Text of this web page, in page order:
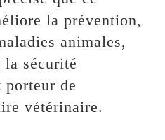
la prévention,
animales,
sécurité
de
vétérinaire.